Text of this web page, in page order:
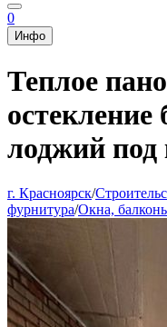
0
Инфо
Теплое
остекление
лоджий
г. Красноярск/
фурнитура/Окна,